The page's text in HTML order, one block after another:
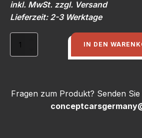
inkl. MwSt. zzgl. Versand
Lieferzeit: 2-3 Werktage
Schalthebel
IN DEN
Fragen zum Produkt? Senden